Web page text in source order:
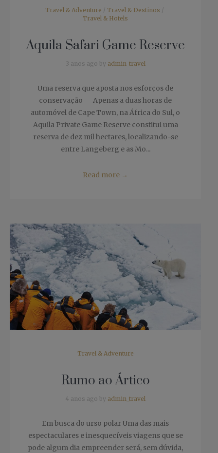
Travel & Adventure / Travel & Destinos /
Travel & Hotels
Aquila Safari Game Reserve
3 anos ago by admin_travel
Uma reserva que aposta nos esforços de
conservação Apenas a duas horas de
automóvel de Cape Town, na África do Sul, o
Aquila Private Game Reserve constitui uma
reserva de dez mil hectares, localizando-se
entre Langeberg e as Mo...
Read more →
Travel & Adventure
Rumo ao Ártico
4 anos ago by admin_travel
Em busca do urso polar Uma das mais
espectaculares e inesquecíveis viagens que se
pode algum dia empreender será, sem dúvida,